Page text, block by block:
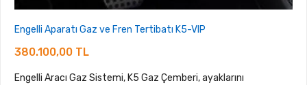
Engelli Aparatı Gaz ve Fren Tertibatı K5-VIP
380.100,00 TL
Engelli Aracı Gaz Sistemi, K5 Gaz Çemberi, ayaklarını